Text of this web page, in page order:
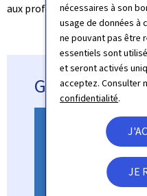
nécessaires à son
usage de données à
ne pouvant pas être
essentiels sont
et seront activés
acceptez. Consulter
confidentialité.
JE
aux professionnels pour
Guide pour le